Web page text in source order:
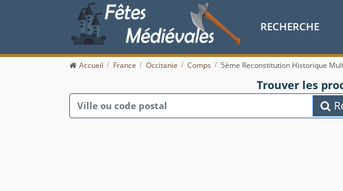
RECHERCHE
Accueil France Occitanie Comps 5ème Reconstitution Historique
Trouver les